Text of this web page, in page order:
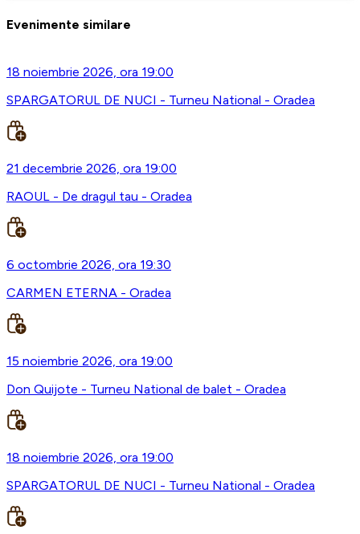
Evenimente similare
18 noiembrie 2026, ora 19:00
SPARGATORUL DE NUCI - Turneu National - Oradea
21 decembrie 2026, ora 19:00
RAOUL - De dragul tau - Oradea
6 octombrie 2026, ora 19:30
CARMEN ETERNA - Oradea
15 noiembrie 2026, ora 19:00
Don Quijote - Turneu National de balet - Oradea
18 noiembrie 2026, ora 19:00
SPARGATORUL DE NUCI - Turneu National - Oradea